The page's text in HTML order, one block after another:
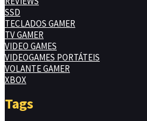
SSD
TECLADOS GAMER
TV GAMER
VIDEO GAMES
VIDEOGAMES PORTÁTEIS
VOLANTE GAMER
XBOX
Tags